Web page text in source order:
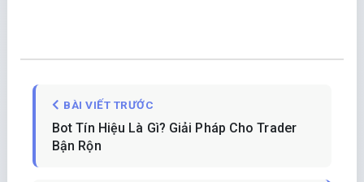
BÀI VIẾT TRƯỚC
Bot Tín Hiệu Là Gì? Giải Pháp Cho Trader
Bận Rộn